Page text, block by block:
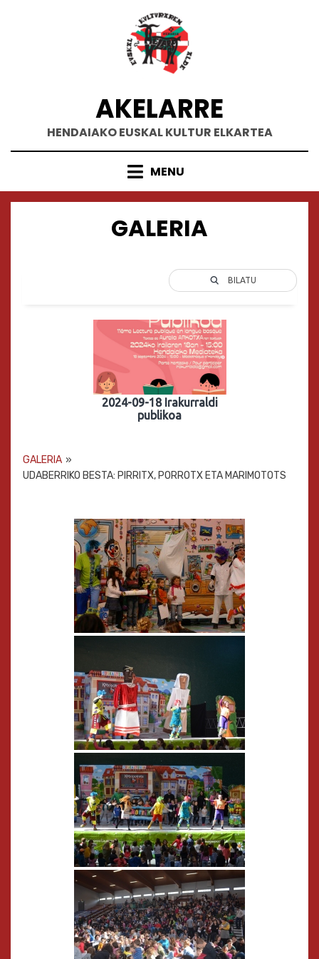
AKELARRE
HENDAIAKO EUSKAL KULTUR ELKARTEA
MENU
GALERIA
BILATU
2024-09-18 Irakurraldi
publikoa
GALERIA »
UDABERRIKO BESTA: PIRRITX, PORROTX ETA MARIMOTOTS